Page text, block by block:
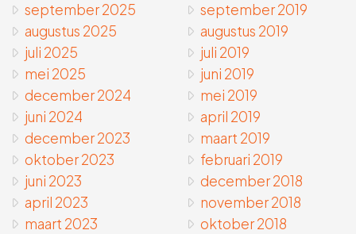
september 2025
augustus 2025
juli 2025
mei 2025
december 2024
juni 2024
december 2023
oktober 2023
juni 2023
april 2023
maart 2023
september 2019
augustus 2019
juli 2019
juni 2019
mei 2019
april 2019
maart 2019
februari 2019
december 2018
november 2018
oktober 2018